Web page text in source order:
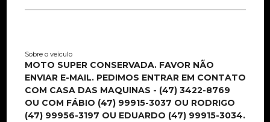
Sobre o veículo
MOTO SUPER CONSERVADA. FAVOR NÃO
ENVIAR E-MAIL. PEDIMOS ENTRAR EM CONTATO
COM CASA DAS MAQUINAS - (47) 3422-8769
OU COM FÁBIO (47) 99915-3037 OU RODRIGO
(47) 99956-3197 OU EDUARDO (47) 99915-3034.